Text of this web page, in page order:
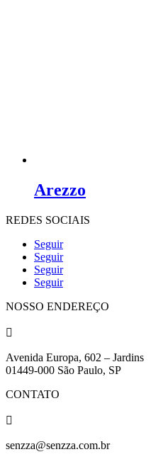
Arezzo
REDES SOCIAIS
Seguir
Seguir
Seguir
Seguir
NOSSO ENDEREÇO

Avenida Europa, 602 – Jardins
01449-000 São Paulo, SP
CONTATO

senzza@senzza.com.br